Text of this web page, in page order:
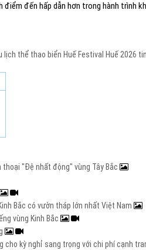
đến hấp dẫn hơn trong hành trình
lịch thể thao biển Huế Festival Huế 2026
thoại "Đệ nhất động" vùng Tây Bắc
Bắc có vườn tháp lớn nhất Việt Nam
vùng Kinh Bắc
cho kỳ nghỉ sang trọng với chi phí cạnh